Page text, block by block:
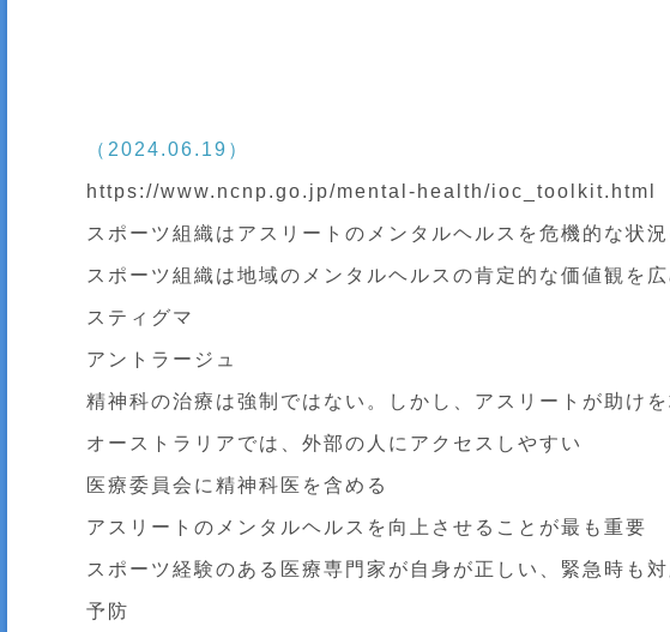
（2024.06.19）
https://www.ncnp.go.jp/mental-health/ioc_toolkit.html
スポーツ組織はアスリートのメンタルヘルスを危機的な状
スポーツ組織は地域のメンタルヘルスの肯定的な価値観を
スティグマ
アントラージュ
精神科の治療は強制ではない。しかし、アスリートが助け
オーストラリアでは、外部の人にアクセスしやすい
医療委員会に精神科医を含める
アスリートのメンタルヘルスを向上させることが最も重要
スポーツ経験のある医療専門家が自身が正しい、緊急時
予防